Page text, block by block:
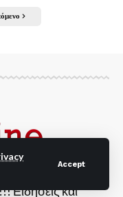
Accept
Ειδήσεις και